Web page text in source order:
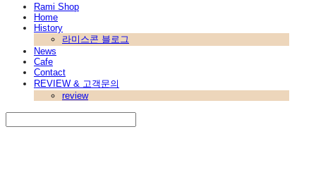
Rami Shop
Home
History
라미스콘 블로그
News
Cafe
Contact
REVIEW & 고객문의
review